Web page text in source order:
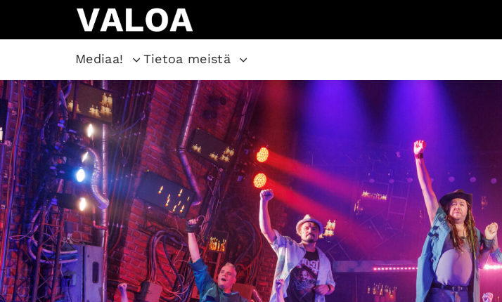
Mediaa! Tietoa meistä